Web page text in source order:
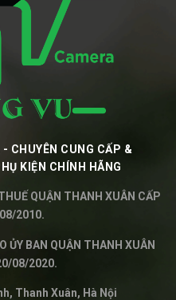
- CHUYÊN CUNG CẤP &
KIỆN CHÍNH HÃNG
QUẬN THANH XUÂN CẤP
2010.
ỦY BAN QUẬN THANH XUÂN
08/2020.
Thanh Xuân, Hà Nội